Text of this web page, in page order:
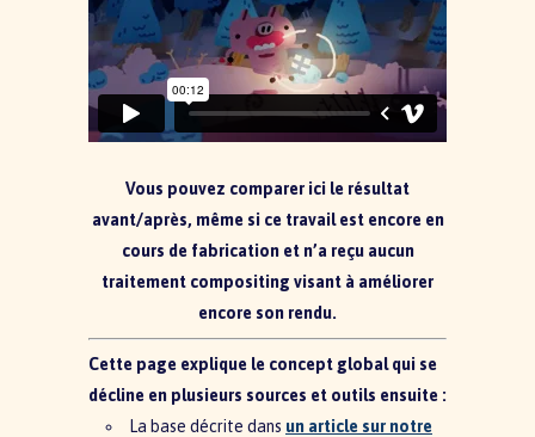
Vous pouvez comparer ici le résultat
avant/après, même si ce travail est encore en
cours de fabrication et n’a reçu aucun
traitement compositing visant à améliorer
encore son rendu.
Cette page explique le concept global qui se
décline en plusieurs sources et outils ensuite :
La base décrite dans un article sur notre